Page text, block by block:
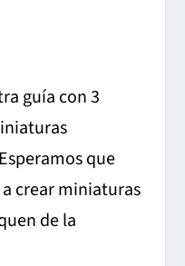
guía con 3
que
crear miniaturas
de la